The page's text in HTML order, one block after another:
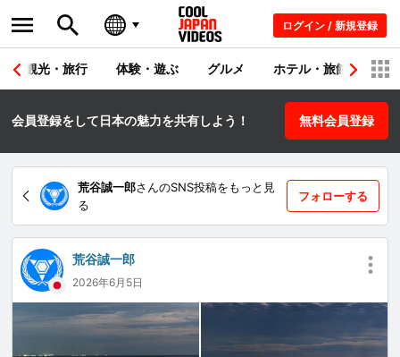
ログイン / 新規登録
観光・旅行 体験・遊ぶ グルメ ホテル・旅館 シ
会員登録をして日本の魅力を共有しよう！ 無料会員登録
荒谷誠一郎さんのSNS投稿をもっと見
る
フォローする
荒谷誠一郎
2026年6月5日